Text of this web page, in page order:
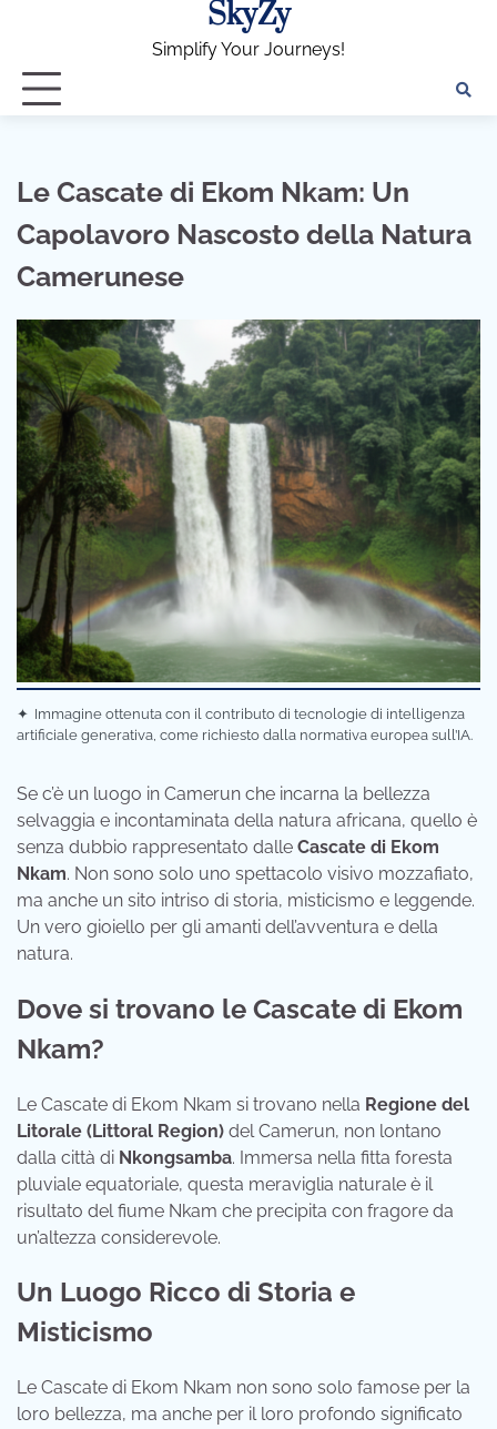
SkyZy
Simplify Your Journeys!
Le Cascate di Ekom Nkam: Un
Capolavoro Nascosto della Natura
Camerunese
✦ Immagine ottenuta con il contributo di tecnologie di intelligenza
artificiale generativa, come richiesto dalla normativa europea sull’IA.
Se c’è un luogo in Camerun che incarna la bellezza
selvaggia e incontaminata della natura africana, quello è
senza dubbio rappresentato dalle Cascate di Ekom
Nkam. Non sono solo uno spettacolo visivo mozzafiato,
ma anche un sito intriso di storia, misticismo e leggende.
Un vero gioiello per gli amanti dell’avventura e della
natura.
Dove si trovano le Cascate di Ekom
Nkam?
Le Cascate di Ekom Nkam si trovano nella Regione del
Litorale (Littoral Region) del Camerun, non lontano
dalla città di Nkongsamba. Immersa nella fitta foresta
pluviale equatoriale, questa meraviglia naturale è il
risultato del fiume Nkam che precipita con fragore da
un’altezza considerevole.
Un Luogo Ricco di Storia e
Misticismo
Le Cascate di Ekom Nkam non sono solo famose per la
loro bellezza, ma anche per il loro profondo significato